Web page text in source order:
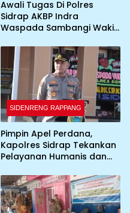
Awali Tugas Di Polres
Sidrap AKBP Indra
Waspada Sambangi Wakil
SIDENRENG RAPPANG
Pimpin Apel Perdana,
Kapolres Sidrap Tekankan
Pelayanan Humanis dan